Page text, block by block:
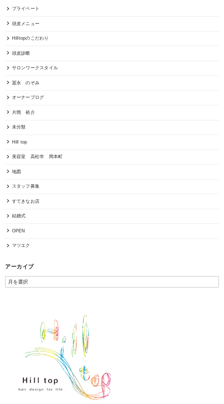
プライベート
頭皮メニュー
Hilltopのこだわり
頭皮診断
サロンワークスタイル
冨永 のぞみ
オーナーブログ
片岡 裕介
未分類
Hill top
美容室 高松市 岡本町
地図
スタッフ募集
すてきなお店
結婚式
OPEN
マツエク
アーカイブ